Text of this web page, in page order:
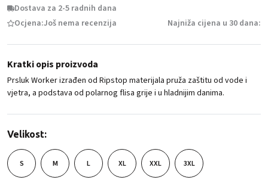
Dostava za 2-5 radnih dana
Ocjena:Još nema recenzija Najniža cijena u 30 dana:
Kratki opis proizvoda
Prsluk Worker izrađen od Ripstop materijala pruža zaštitu od vode i
vjetra, a podstava od polarnog flisa grije i u hladnijim danima.
Velikost:
S M L XL XXL 3XL